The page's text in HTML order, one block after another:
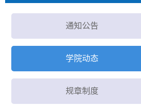
通知公告
学院动态
规章制度